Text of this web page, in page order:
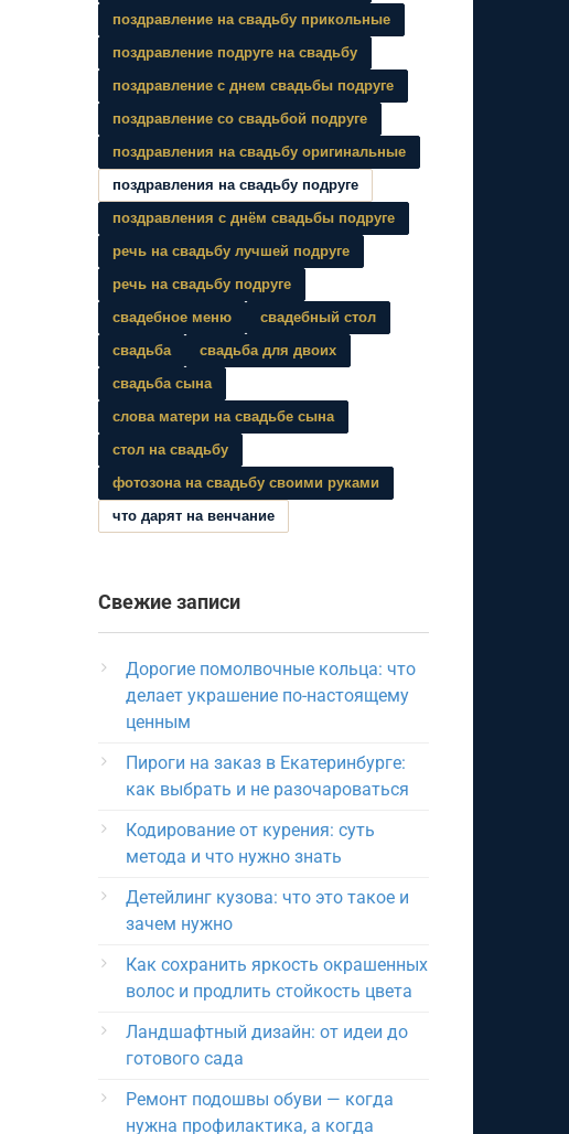
поздравление на свадьбу прикольные
поздравление подруге на свадьбу
поздравление с днем свадьбы подруге
поздравление со свадьбой подруге
поздравления на свадьбу оригинальные
поздравления на свадьбу подруге
поздравления с днём свадьбы подруге
речь на свадьбу лучшей подруге
речь на свадьбу подруге
свадебное меню
свадебный стол
свадьба
свадьба для двоих
свадьба сына
слова матери на свадьбе сына
стол на свадьбу
фотозона на свадьбу своими руками
что дарят на венчание
Свежие записи
Дорогие помолвочные кольца: что
делает украшение по-настоящему
ценным
Пироги на заказ в Екатеринбурге:
как выбрать и не разочароваться
Кодирование от курения: суть
метода и что нужно знать
Детейлинг кузова: что это такое и
зачем нужно
Как сохранить яркость окрашенных
волос и продлить стойкость цвета
Ландшафтный дизайн: от идеи до
готового сада
Ремонт подошвы обуви — когда
нужна профилактика, а когда